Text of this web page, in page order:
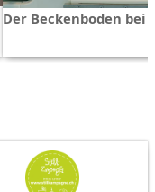
Der Beckenboden bei